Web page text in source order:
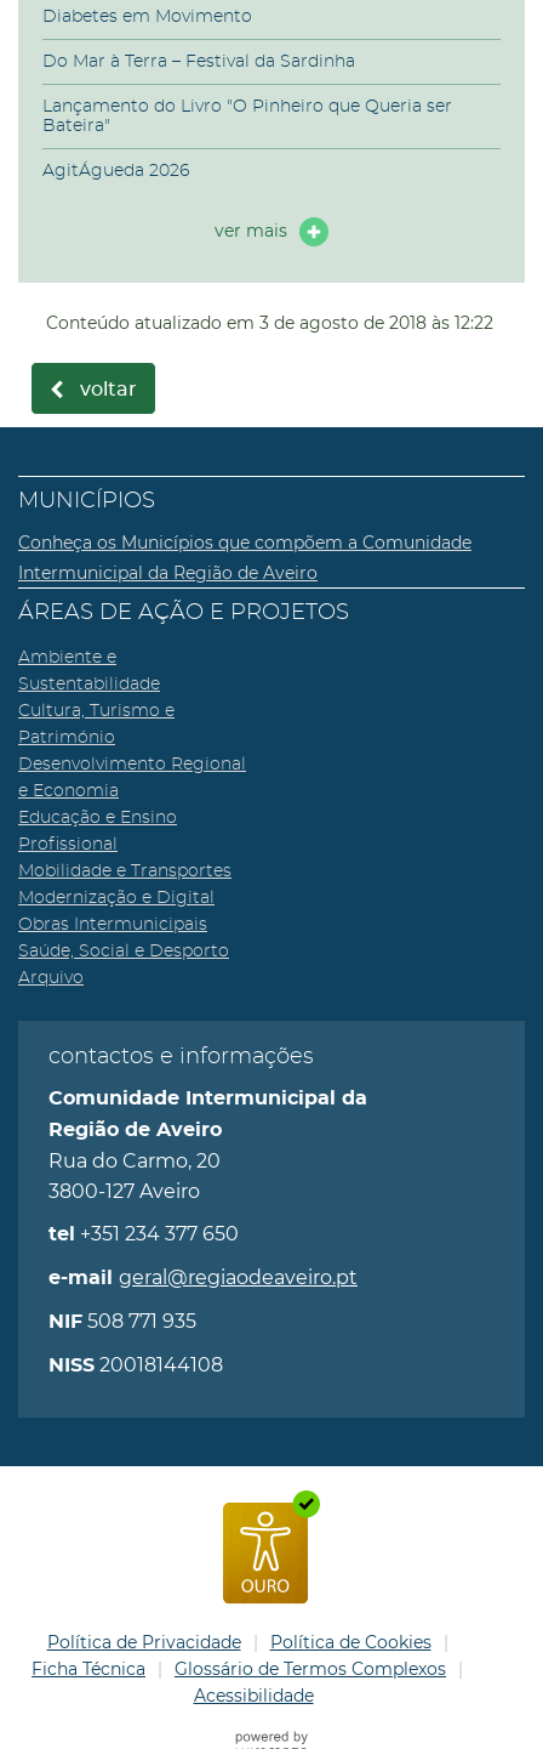
Diabetes em Movimento
Do Mar à Terra – Festival da Sardinha
Lançamento do Livro "O Pinheiro que Queria ser
Bateira"
AgitÁgueda 2026
ver mais
Conteúdo atualizado em 3 de agosto de 2018 às 12:22
voltar
MUNICÍPIOS
Conheça os Municípios que compõem a Comunidade
Intermunicipal da Região de Aveiro
ÁREAS DE AÇÃO E PROJETOS
Ambiente e
Sustentabilidade
Cultura, Turismo e
Património
Desenvolvimento Regional
e Economia
Educação e Ensino
Profissional
Mobilidade e Transportes
Modernização e Digital
Obras Intermunicipais
Saúde, Social e Desporto
Arquivo
contactos e informações
Comunidade Intermunicipal da
Região de Aveiro
Rua do Carmo, 20
3800-127 Aveiro
tel +351 234 377 650
e-mail geral@regiaodeaveiro.pt
NIF 508 771 935
NISS 20018144108
Política de Privacidade
Política de Cookies
Ficha Técnica
Glossário de Termos Complexos
Acessibilidade